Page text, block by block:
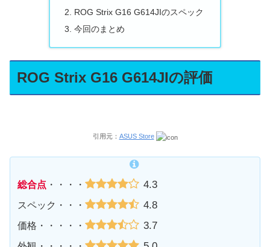
ROG Strix G16 G614JIのスペック
今回のまとめ
ROG Strix G16 G614JIの評価
引用元： ASUS Store
総合点 ・・・・ 4.3
スペック・・・ 4.8
価格・・・・・ 3.7